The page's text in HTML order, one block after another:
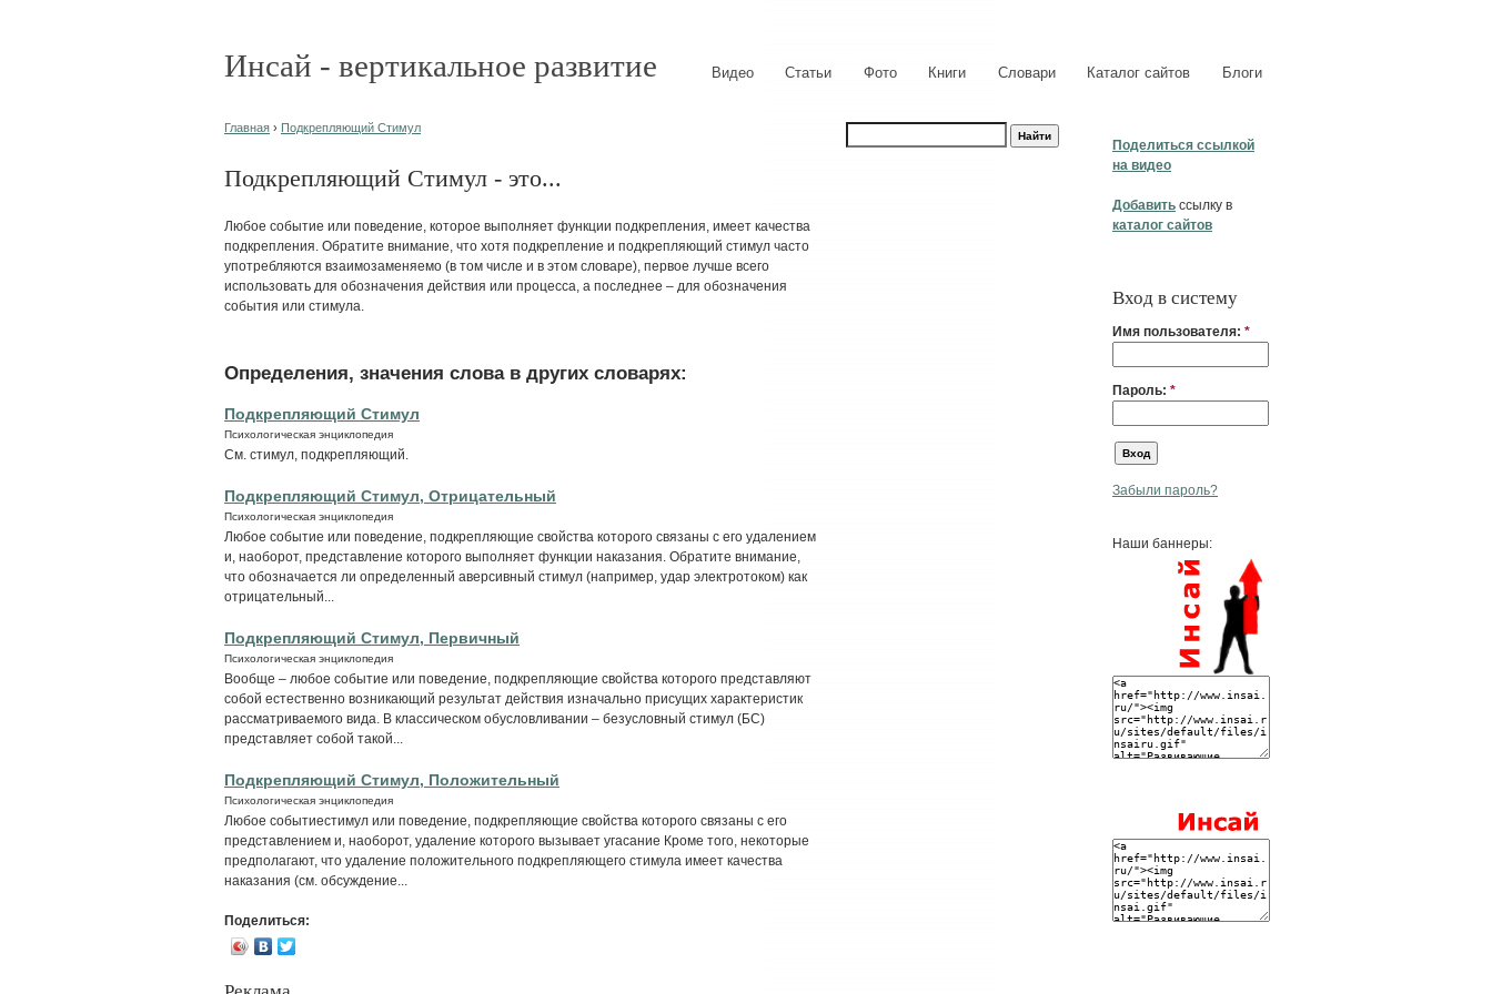
Инсай - вертикальное развитие Видео Статьи Фото Книги Словари Каталог сайтов Блоги
Поделиться ссылкой
на видео
Добавить ссылку в
каталог сайтов
Вход в систему
Имя пользователя: *
Пароль: *
Забыли пароль?
Наши баннеры:
Главная › Подкрепляющий Стимул
Подкрепляющий Стимул - это...
Любое событие или поведение, которое выполняет функции подкрепления, имеет качества
подкрепления. Обратите внимание, что хотя подкрепление и подкрепляющий стимул часто
употребляются взаимозаменяемо (в том числе и в этом словаре), первое лучше всего
использовать для обозначения действия или процесса, а последнее – для обозначения
события или стимула.
Определения, значения слова в других словарях:
Подкрепляющий Стимул
Психологическая энциклопедия
См. стимул, подкрепляющий.
Подкрепляющий Стимул, Отрицательный
Психологическая энциклопедия
Любое событие или поведение, подкрепляющие свойства которого связаны с его удалением
и, наоборот, представление которого выполняет функции наказания. Обратите внимание,
что обозначается ли определенный аверсивный стимул (например, удар электротоком) как
отрицательный...
Подкрепляющий Стимул, Первичный
Психологическая энциклопедия
Вообще – любое событие или поведение, подкрепляющие свойства которого представляют
собой естественно возникающий результат действия изначально присущих характеристик
рассматриваемого вида. В классическом обусловливании – безусловный стимул (БС)
представляет собой такой...
Подкрепляющий Стимул, Положительный
Психологическая энциклопедия
Любое событиестимул или поведение, подкрепляющие свойства которого связаны с его
представлением и, наоборот, удаление которого вызывает угасание Кроме того, некоторые
предполагают, что удаление положительного подкрепляющего стимула имеет качества
наказания (см. обсуждение...
Поделиться: